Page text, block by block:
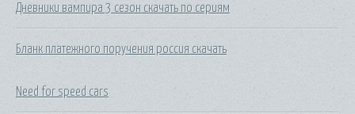
Дневники вампира 3 сезон скачать по сериям
Бланк платежного поручения россия скачать
Need for speed cars